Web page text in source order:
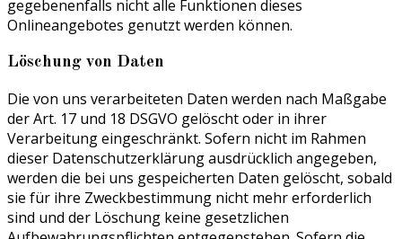
gegebenenfalls nicht alle Funktionen dieses
Onlineangebotes genutzt werden können.
Löschung von Daten
Die von uns verarbeiteten Daten werden nach Maßgabe
der Art. 17 und 18 DSGVO gelöscht oder in ihrer
Verarbeitung eingeschränkt. Sofern nicht im Rahmen
dieser Datenschutzerklärung ausdrücklich angegeben,
werden die bei uns gespeicherten Daten gelöscht, sobald
sie für ihre Zweckbestimmung nicht mehr erforderlich
sind und der Löschung keine gesetzlichen